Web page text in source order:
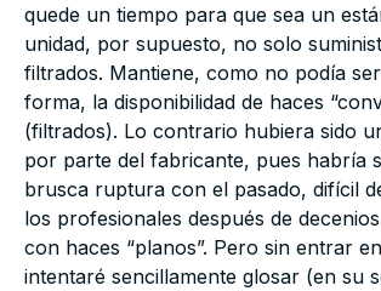
quede un tiempo para que sea un
unidad, por supuesto, no solo
filtrados. Mantiene, como no podía
forma, la disponibilidad de haces
(filtrados). Lo contrario hubiera sido
por parte del fabricante, pues habría
brusca ruptura con el pasado, difícil
los profesionales después de
con haces “planos”. Pero sin entrar
intentaré sencillamente glosar (en su